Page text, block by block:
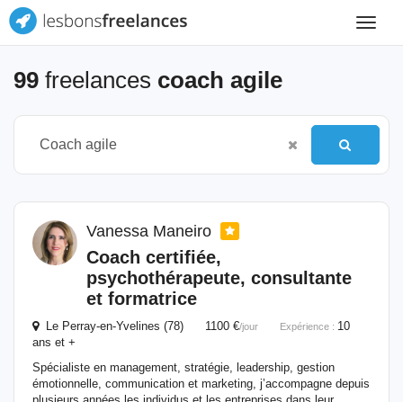
Toggle
99 freelances coach agile
Vanessa Maneiro
Coach certifiée,
psychothérapeute, consultante
et formatrice
Le Perray-en-Yvelines (78) 1100 €/jour Expérience : 10
ans et +
Spécialiste en management, stratégie, leadership, gestion
émotionnelle, communication et marketing, j’accompagne depuis